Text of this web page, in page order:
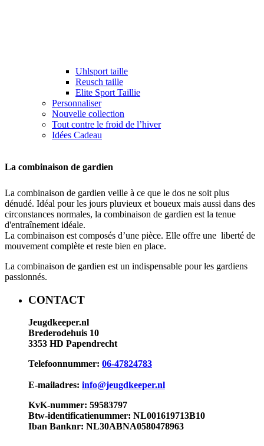
Uhlsport taille
Reusch taille
Elite Sport Taillie
Personnaliser
Nouvelle collection
Tout contre le froid de l’hiver
Idées Cadeau
La combinaison de gardien
La combinaison de gardien veille à ce que le dos ne soit plus
dénudé. Idéal pour les jours pluvieux et boueux mais aussi dans des
circonstances normales, la combinaison de gardien est la tenue
d'entraînement idéale.
La combinaison est composés d’une pièce. Elle offre une liberté de
mouvement complète et reste bien en place.
La combinaison de gardien est un indispensable pour les gardiens
passionnés.
CONTACT
Jeugdkeeper.nl
Brederodehuis 10
3353 HD Papendrecht
Telefoonnummer: 06-47824783
E-mailadres: info@jeugdkeeper.nl
KvK-nummer: 59583797
Btw-identificatienummer: NL001619713B10​
Iban Banknr: NL30ABNA0580478963